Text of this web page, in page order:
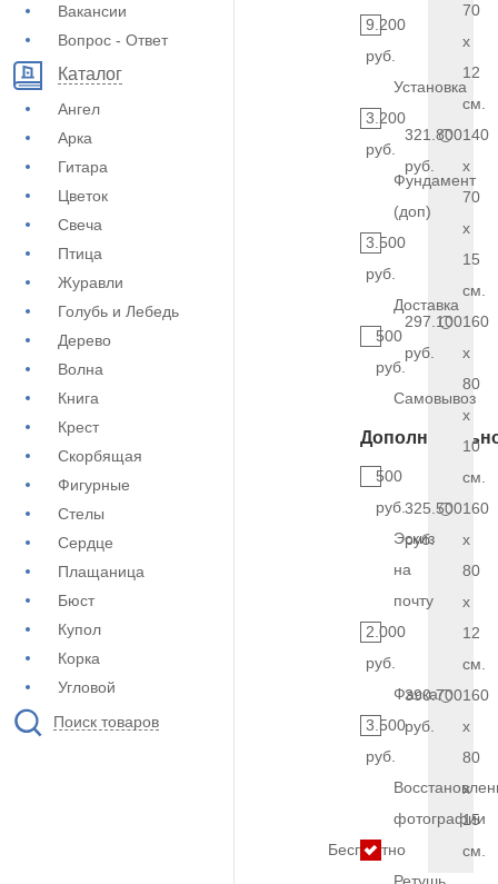
Вакансии
Вопрос - Ответ
Каталог
Ангел
Арка
Гитара
Цветок
Свеча
Птица
Журавли
Голубь и Лебедь
Дерево
Волна
Книга
Крест
Скорбящая
Фигурные
Стелы
Сердце
Плащаница
Бюст
Купол
Корка
Угловой
Поиск товаров
9.200
руб.
Установка
3.200
руб.
Фундамент
(доп)
3.500
руб.
Доставка
500
руб.
Самовывоз
500
руб.
Эскиз
на
почту
2.000
руб.
Фаска
3.500
руб.
фотографии
Бесплатно
70
x
12
см.
321.800
руб.
140
x
70
x
15
см.
297.100
руб.
160
x
80
x
10
см.
325.500
руб.
160
x
80
x
12
см.
390.700
руб.
160
x
80
x
15
см.